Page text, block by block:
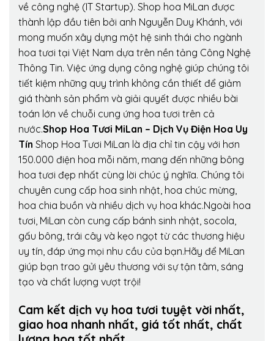
về công nghệ (IT Startup). Shop hoa MiLan được
thành lập đầu tiên bởi anh Nguyễn Duy Khánh, với
mong muốn xây dựng một hệ sinh thái cho ngành
hoa tươi tại Việt Nam dựa trên nền tảng Công Nghệ
Thông Tin. Việc ứng dụng công nghệ giúp chúng tôi
tiết kiệm những quy trình không cần thiết để giảm
giá thành sản phẩm và giải quyết được nhiều bài
toán lớn về chuỗi cung ứng hoa tươi trên cả
nước.Shop Hoa Tươi MiLan – Dịch Vụ Điện Hoa Uy
Tín Shop Hoa Tươi MiLan là địa chỉ tin cậy với hơn
150.000 điện hoa mỗi năm, mang đến những bông
hoa tươi đẹp nhất cùng lời chúc ý nghĩa. Chúng tôi
chuyên cung cấp hoa sinh nhật, hoa chúc mừng,
hoa chia buồn và nhiều dịch vụ hoa khác.Ngoài hoa
tươi, MiLan còn cung cấp bánh sinh nhật, socola,
gấu bông, trái cây và kẹo ngọt từ các thương hiệu
uy tín, đáp ứng mọi nhu cầu của bạn.Hãy để MiLan
giúp bạn trao gửi yêu thương với sự tận tâm, sáng
tạo và chất lượng vượt trội!
Cam kết dịch vụ hoa tươi tuyệt vời nhất,
giao hoa nhanh nhất, giá tốt nhất, chất